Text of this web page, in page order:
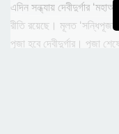
এদিন সন্ধ্যায় দেবীদুর্গার
রীতি রয়েছে। মূলত
পূজা হবে দেবীদুর্গার। পূজা
শ্রী শ্রী চন্ডী থেকে জানা
তার তিন যোদ্ধা চন্ড, মুন্ড